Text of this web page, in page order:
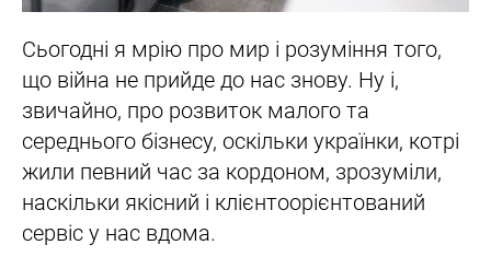
Сьогодні я мрію про мир і розуміння того,
що війна не прийде до нас знову. Ну і,
звичайно, про розвиток малого та
середнього бізнесу, оскільки українки, котрі
жили певний час за кордоном, зрозуміли,
наскільки якісний і клієнтоорієнтований
сервіс у нас вдома.